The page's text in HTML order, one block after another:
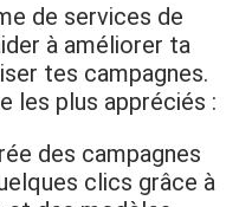
de services de
à améliorer ta
tes campagnes.
les plus appréciés :
des campagnes
clics grâce à